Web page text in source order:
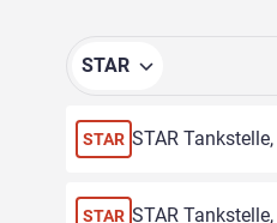
STAR
STAR STAR Tankstelle,
STAR STAR Tankstelle,